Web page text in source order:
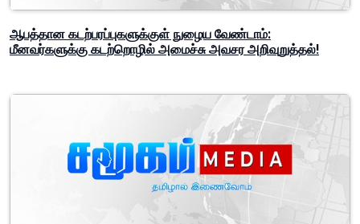
ஆபத்தான கடற்பரப்புகளுக்குள் நுழைய வேண்டாம்:
மீனவர்களுக்கு கடற்றொழில் அமைச்சு அவசர அறிவுறுத்தல்!